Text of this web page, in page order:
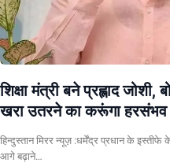
शिक्षा मंत्री बने प्रह्लाद
खरा उतरने का करूंगा हरसंभव
हिन्दुस्तान मिरर न्यूज़ :धर्मेंद्र प्रधान के इस्तीफे
आगे बढ़ाने…